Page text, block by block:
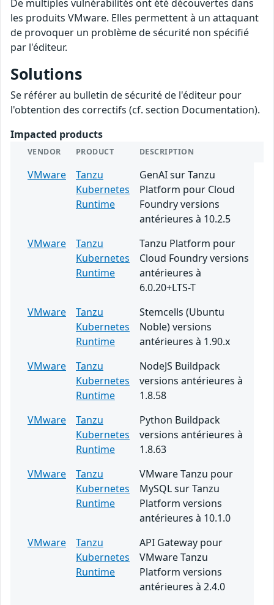
De multiples vulnérabilités ont été découvertes dans
les produits VMware. Elles permettent à un attaquant
de provoquer un problème de sécurité non spécifié
par l'éditeur.
Solutions
Se référer au bulletin de sécurité de l'éditeur pour
l'obtention des correctifs (cf. section Documentation).
Impacted products
VENDOR PRODUCT DESCRIPTION
VMware
Tanzu
Kubernetes
Runtime
GenAI sur Tanzu
Platform pour Cloud
Foundry versions
antérieures à 10.2.5
VMware
Tanzu
Kubernetes
Runtime
Tanzu Platform pour
Cloud Foundry versions
antérieures à
6.0.20+LTS-T
VMware
Tanzu
Kubernetes
Runtime
Stemcells (Ubuntu
Noble) versions
antérieures à 1.90.x
VMware
Tanzu
Kubernetes
Runtime
NodeJS Buildpack
versions antérieures à
1.8.58
VMware
Tanzu
Kubernetes
Runtime
Python Buildpack
versions antérieures à
1.8.63
VMware
Tanzu
Kubernetes
Runtime
VMware Tanzu pour
MySQL sur Tanzu
Platform versions
antérieures à 10.1.0
VMware
Tanzu
Kubernetes
Runtime
API Gateway pour
VMware Tanzu
Platform versions
antérieures à 2.4.0